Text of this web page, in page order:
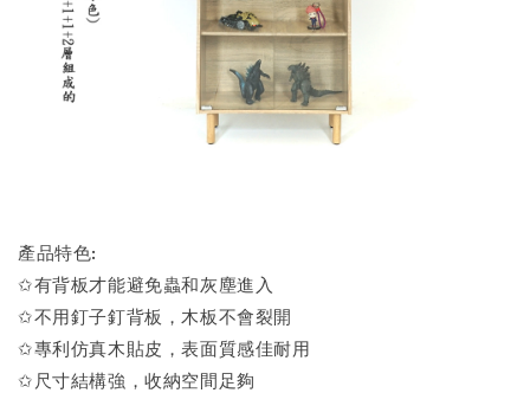
產品特色:
✩有背板才能避免蟲和灰塵進入
✩不用釘子釘背板，木板不會裂開
✩專利仿真木貼皮，表面質感佳耐用
✩尺寸結構強，收納空間足夠